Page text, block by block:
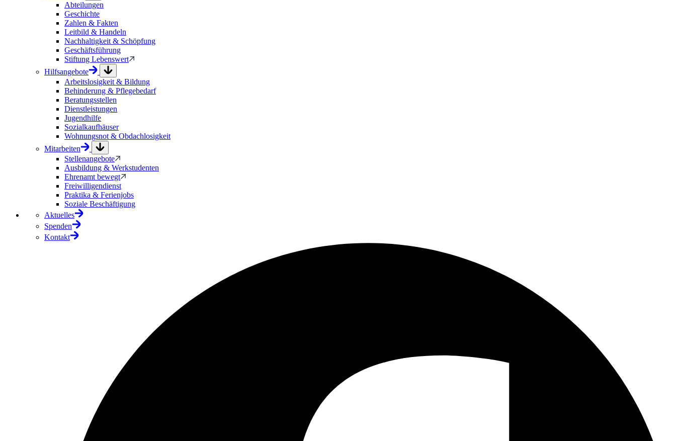
Abteilungen
Geschichte
Zahlen & Fakten
Leitbild & Handeln
Nachhaltigkeit & Schöpfung
Geschäftsführung
Stiftung Lebenswert
Hilfsangebote
Arbeitslosigkeit & Bildung
Behinderung & Pflegebedarf
Beratungsstellen
Dienstleistungen
Jugendhilfe
Sozialkaufhäuser
Wohnungsnot & Obdachlosigkeit
Mitarbeiten
Stellenangebote
Ausbildung & Werkstudenten
Ehrenamt bewegt
Freiwilligendienst
Praktika & Ferienjobs
Soziale Beschäftigung
Aktuelles
Spenden
Kontakt